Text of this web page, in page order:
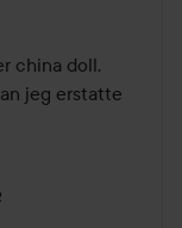
china doll.
jeg erstatte